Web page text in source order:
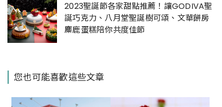
2023聖誕節各家甜點推薦！讓GODIVA聖
誕巧克力、八月堂聖誕樹可頌、文華餅房
麋鹿蛋糕陪你共度佳節
您也可能喜歡這些文章